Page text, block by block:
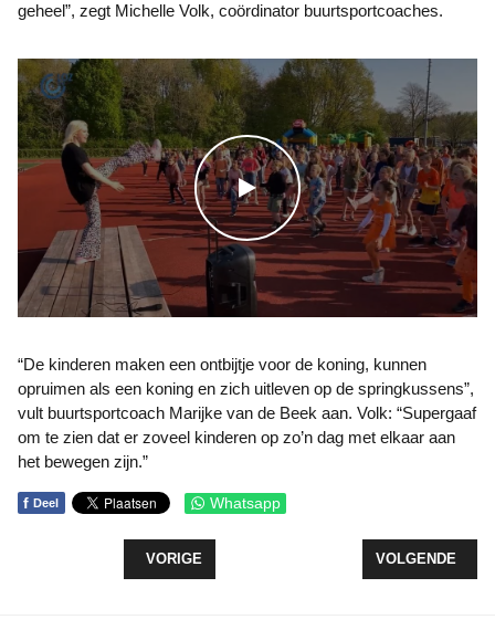
geheel”, zegt Michelle Volk, coördinator buurtsportcoaches.
WATCH THE VIDEO
“De kinderen maken een ontbijtje voor de koning, kunnen
opruimen als een koning en zich uitleven op de springkussens”,
vult buurtsportcoach Marijke van de Beek aan. Volk: “Supergaaf
om te zien dat er zoveel kinderen op zo’n dag met elkaar aan
het bewegen zijn.”
f Deel Whatsapp
VORIG ARTIKEL: JAAR CELSTRAF VOOR
VORIGE VOLGENDE
VOLGENDE